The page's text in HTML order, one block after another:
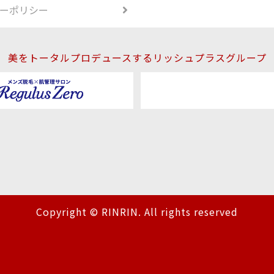
ポリシー
美をトータルプロデュースするリッシュプラスグループ
Copyright © RINRIN. All rights reserved